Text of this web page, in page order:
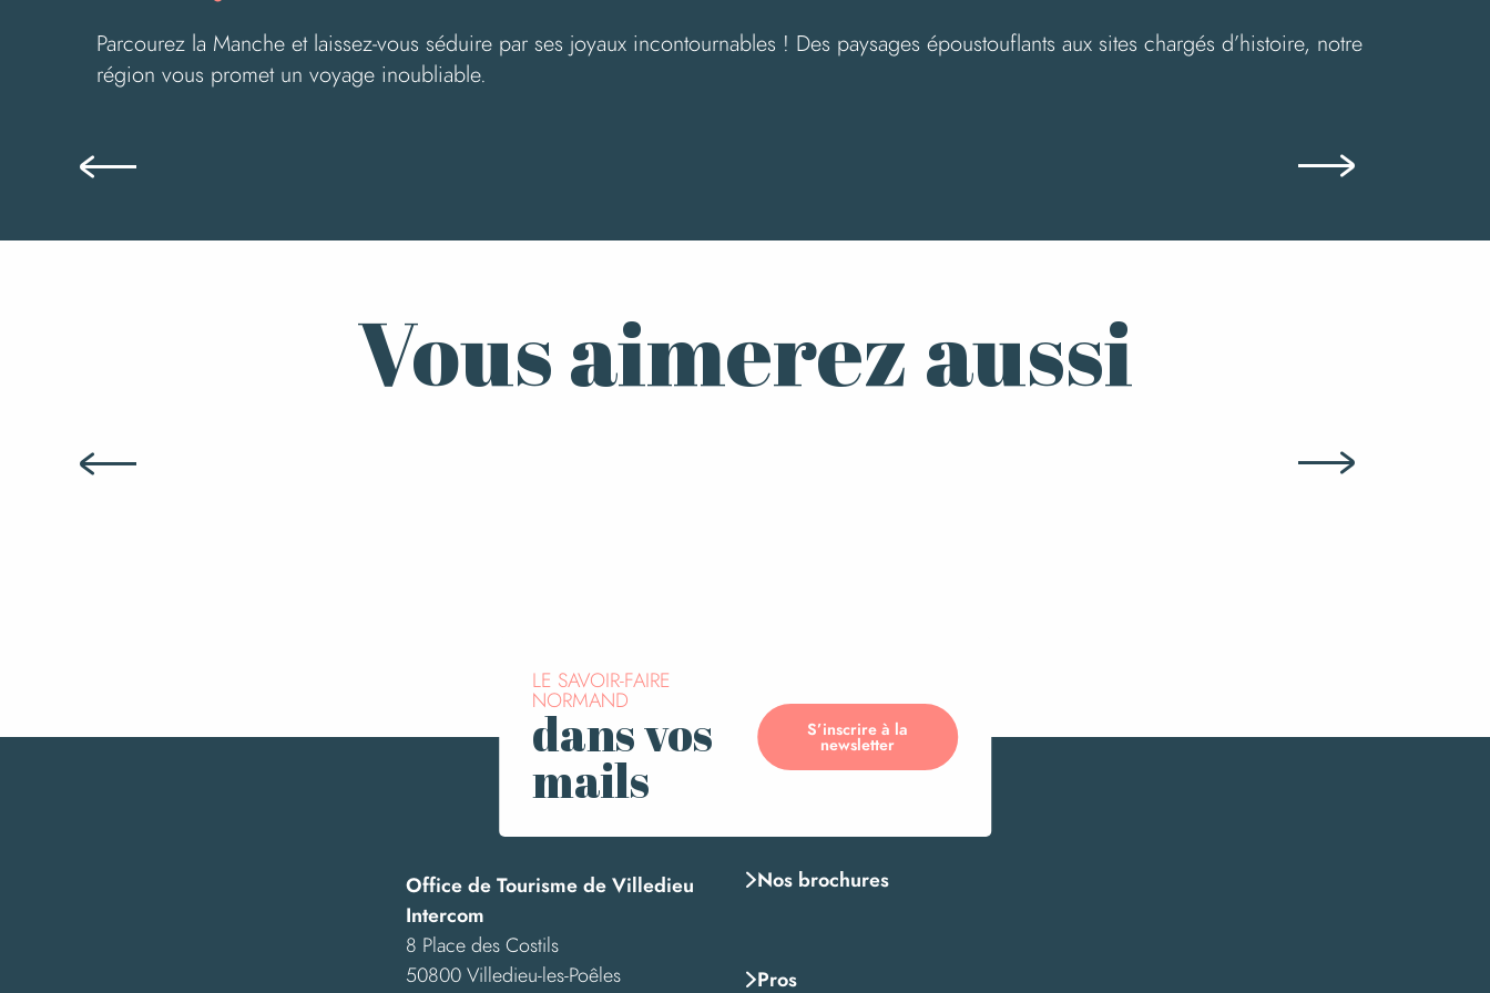
Parcourez la Manche et laissez-vous séduire par ses joyaux incontournables ! Des paysages époustouflants aux sites chargés d’histoire, notre
région vous promet un voyage inoubliable.
Vous aimerez aussi
LE SAVOIR-FAIRE
NORMAND
dans vos
mails
S’inscrire à la
newsletter
Office de Tourisme de Villedieu
Intercom
8 Place des Costils
50800 Villedieu-les-Poêles
Nos brochures
Pros